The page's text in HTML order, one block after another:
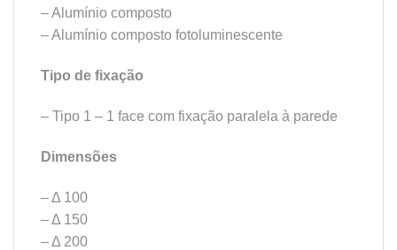
– Alumínio composto
– Alumínio composto fotoluminescente
Tipo de fixação
– Tipo 1 – 1 face com fixação paralela à parede
Dimensões
– Δ 100
– Δ 150
– Δ 200